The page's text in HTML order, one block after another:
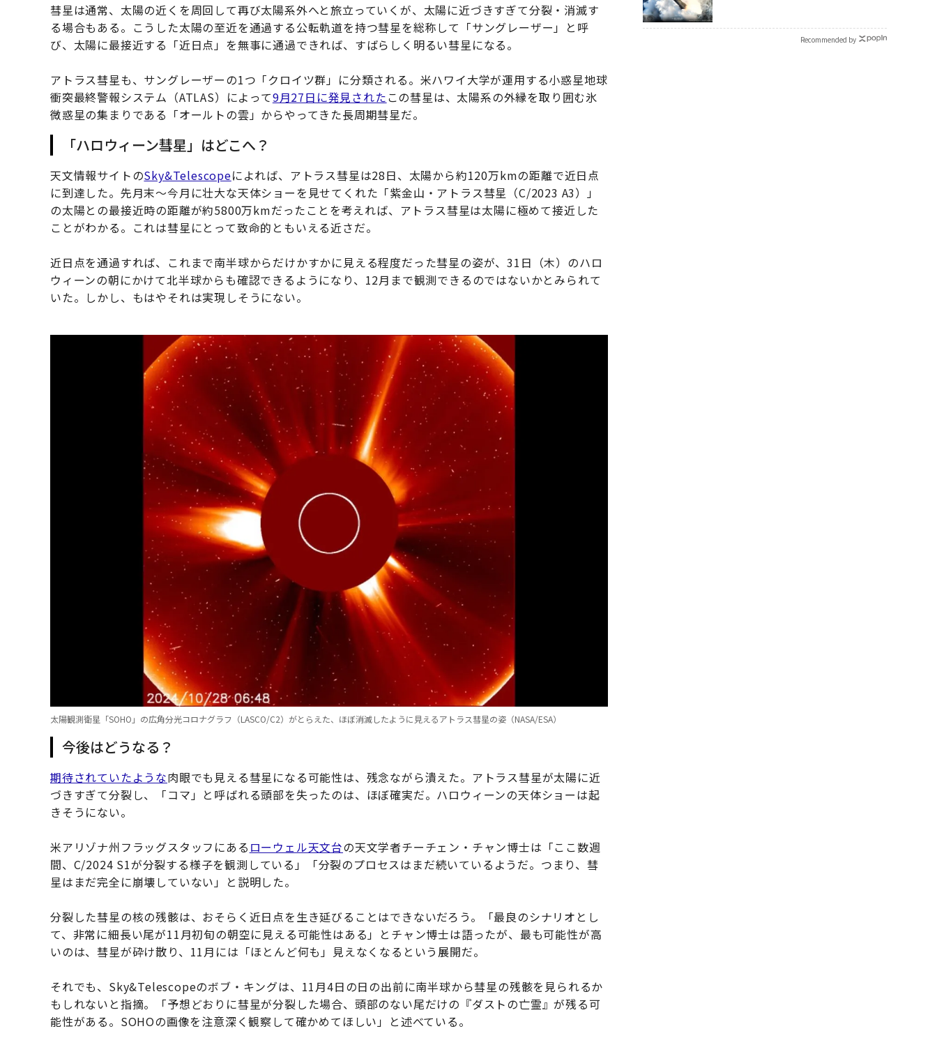
彗星は通常、太陽の近くを周回して再び太陽系外へと旅立っていくが、太陽に近づきすぎて分裂・消滅す
る場合もある。こうした太陽の至近を通過する公転軌道を持つ彗星を総称して「サングレーザー」と呼
び、太陽に最接近する「近日点」を無事に通過できれば、すばらしく明るい彗星になる。
アトラス彗星も、サングレーザーの1つ「クロイツ群」に分類される。米ハワイ大学が運用する小惑星地球
衝突最終警報システム（ATLAS）によって9月27日に発見された この彗星は、太陽系の外縁を取り囲む氷
微惑星の集まりである「オールトの雲」からやってきた長周期彗星だ。
「ハロウィーン彗星」はどこへ？
天文情報サイトのSky&Telescopeによれば、アトラス彗星は28日、太陽から約120万kmの距離で近日点
に到達した。先月末～今月に壮大な天体ショーを見せてくれた「紫金山・アトラス彗星（C/2023 A3）」
の太陽との最接近時の距離が約5800万kmだったことを考えれば、アトラス彗星は太陽に極めて接近した
ことがわかる。これは彗星にとって致命的ともいえる近さだ。
近日点を通過すれば、これまで南半球からだけかすかに見える程度だった彗星の姿が、31日（木）のハロ
ウィーンの朝にかけて北半球からも確認できるようになり、12月まで観測できるのではないかとみられて
いた。しかし、もはやそれは実現しそうにない。
太陽観測衛星「SOHO」の広角分光コロナグラフ（LASCO/C2）がとらえた、ほぼ消滅したように見えるアトラス彗星の姿（NASA/ESA）
今後はどうなる？
期待されていたような肉眼でも見える彗星になる可能性は、残念ながら潰えた。アトラス彗星が太陽に近
づきすぎて分裂し、「コマ」と呼ばれる頭部を失ったのは、ほぼ確実だ。ハロウィーンの天体ショーは起
きそうにない。
米アリゾナ州フラッグスタッフにある ローウェル天文台の天文学者チーチェン・チャン博士は「ここ数週
間、C/2024 S1が分裂する様子を観測している」「分裂のプロセスはまだ続いているようだ。つまり、彗
星はまだ完全に崩壊していない」と説明した。
分裂した彗星の核の残骸は、おそらく近日点を生き延びることはできないだろう。「最良のシナリオとし
て、非常に細長い尾が11月初旬の朝空に見える可能性はある」とチャン博士は語ったが、最も可能性が高
いのは、彗星が砕け散り、11月には「ほとんど何も」見えなくなるという展開だ。
それでも、Sky&Telescopeのボブ・キングは、11月4日の日の出前に南半球から彗星の残骸を見られるか
もしれないと指摘。「予想どおりに彗星が分裂した場合、頭部のない尾だけの『ダストの亡霊』が残る可
能性がある。SOHOの画像を注意深く観察して確かめてほしい」と述べている。
Recommended by